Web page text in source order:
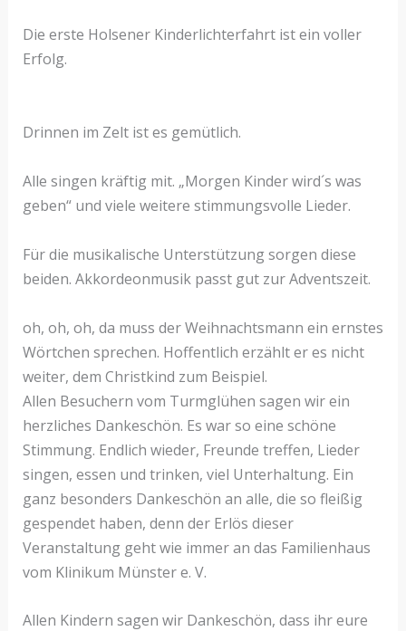
Die erste Holsener Kinderlichterfahrt ist ein voller
Erfolg.
Drinnen im Zelt ist es gemütlich.
Alle singen kräftig mit. „Morgen Kinder wird´s was
geben“ und viele weitere stimmungsvolle Lieder.
Für die musikalische Unterstützung sorgen diese
beiden. Akkordeonmusik passt gut zur Adventszeit.
oh, oh, oh, da muss der Weihnachtsmann ein ernstes
Wörtchen sprechen. Hoffentlich erzählt er es nicht
weiter, dem Christkind zum Beispiel.
Allen Besuchern vom Turmglühen sagen wir ein
herzliches Dankeschön. Es war so eine schöne
Stimmung. Endlich wieder, Freunde treffen, Lieder
singen, essen und trinken, viel Unterhaltung. Ein
ganz besonders Dankeschön an alle, die so fleißig
gespendet haben, denn der Erlös dieser
Veranstaltung geht wie immer an das Familienhaus
vom Klinikum Münster e. V.
Allen Kindern sagen wir Dankeschön, dass ihr eure